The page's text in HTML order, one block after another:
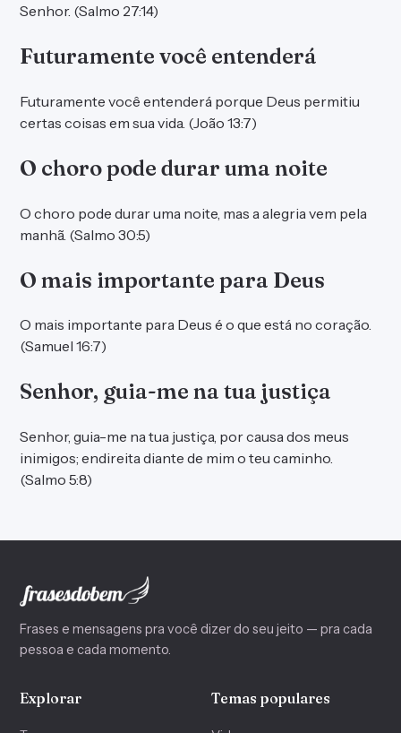
Senhor. (Salmo 27:14)
Futuramente você entenderá
Futuramente você entenderá porque Deus permitiu
certas coisas em sua vida. (João 13:7)
O choro pode durar uma noite
O choro pode durar uma noite, mas a alegria vem pela
manhã. (Salmo 30:5)
O mais importante para Deus
O mais importante para Deus é o que está no coração.
(Samuel 16:7)
Senhor, guia-me na tua justiça
Senhor, guia-me na tua justiça, por causa dos meus
inimigos; endireita diante de mim o teu caminho.
(Salmo 5:8)
Frases e mensagens pra você dizer do seu jeito — pra cada
pessoa e cada momento.
Explorar Temas populares